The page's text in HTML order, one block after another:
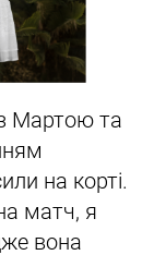
Мартою та
на корті.
матч, я
вона